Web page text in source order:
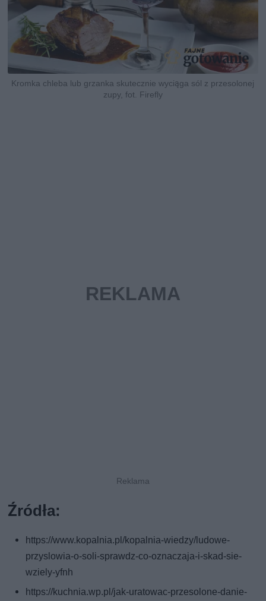
Kromka chleba lub grzanka skutecznie wyciąga sól z przesolonej
zupy, fot. Firefly
Źródła:
https://www.kopalnia.pl/kopalnia-wiedzy/ludowe-
przyslowia-o-soli-sprawdz-co-oznaczaja-i-skad-sie-
wziely-yfnh
https://kuchnia.wp.pl/jak-uratowac-przesolone-danie-